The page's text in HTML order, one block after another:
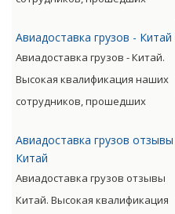
позволяет мастерски
обслуживать перевозки всех
видов, включая опасные
категории грузов.
Авиадоставка грузов - Китай
Авиадоставка грузов - Китай.
Высокая квалификация наших
сотрудников, прошедших
позволяет мастерски
обслуживать перевозки всех
видов, включая опасные
Авиадоставка грузов отзывы
Китай
Авиадоставка грузов отзывы
Китай. Высокая квалификация